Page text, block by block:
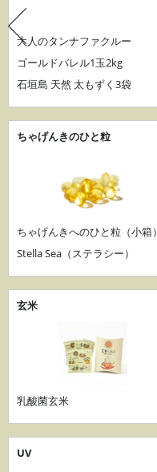
大人のタンナファクルー
ゴールドバレル1玉2kg
石垣島 天然 太もずく3袋
ちゃげんきのひと粒
ちゃげんきへのひと粒（小箱）
Stella Sea（ステラシー）
玄米
乳酸菌玄米
UV